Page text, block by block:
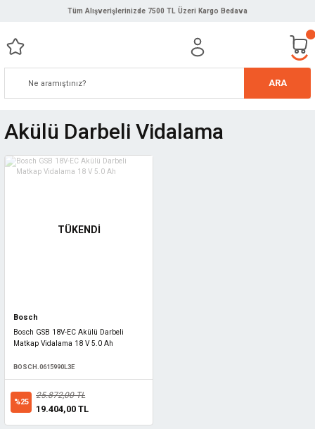
Tüm Alışverişlerinizde 7500 TL Üzeri Kargo Bedava
ARA
Akülü Darbeli Vidalama
TÜKENDİ
Bosch
Bosch GSB 18V-EC Akülü Darbeli
Matkap Vidalama 18 V 5.0 Ah
BOSCH.0615990L3E
%25
25.872,00 TL
19.404,00 TL